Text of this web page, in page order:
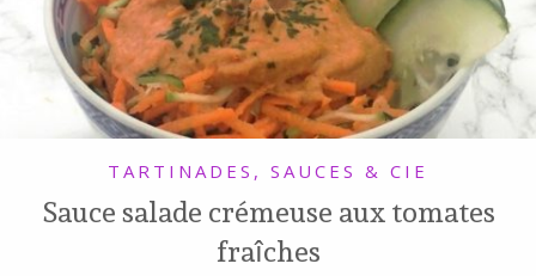
TARTINADES, SAUCES & CIE
Sauce salade crémeuse aux tomates
fraîches